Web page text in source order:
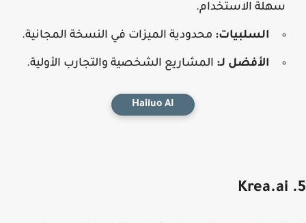
سهلة الاستخدام.
السلبيات:محدودية الميزات في النسخة المجانية.
الأفضل لـ: المشاريع الشخصية والتجارب الأولية.
Hailuo AI